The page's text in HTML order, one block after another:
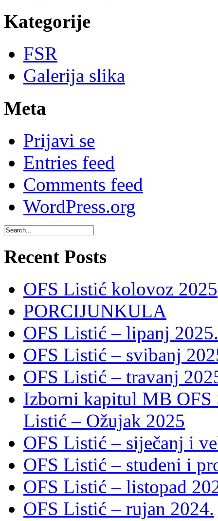
Kategorije
FSR
Galerija slika
Meta
Prijavi se
Entries feed
Comments feed
WordPress.org
Recent Posts
OFS Listić kolovoz 2025
PORCIJUNKULA
OFS Listić – lipanj 2025.
OFS Listić – svibanj
OFS Listić – travanj
Izborni kapitul MB OFS
Listić – Ožujak 2025
OFS Listić – siječanj i
OFS Listić – studeni i
OFS Listić – listopad
OFS Listić – rujan 2024.